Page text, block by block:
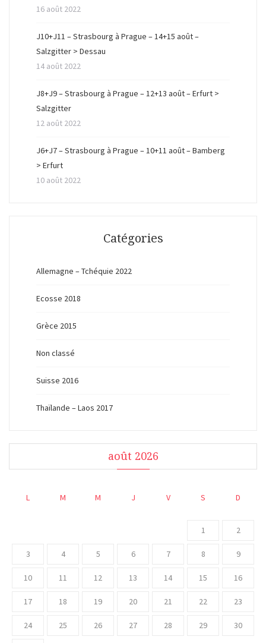
16 août 2022
J10+J11 – Strasbourg à Prague – 14+15 août –
Salzgitter > Dessau
14 août 2022
J8+J9 – Strasbourg à Prague – 12+13 août – Erfurt >
Salzgitter
12 août 2022
J6+J7 – Strasbourg à Prague – 10+11 août – Bamberg
> Erfurt
10 août 2022
Catégories
Allemagne – Tchéquie 2022
Ecosse 2018
Grèce 2015
Non classé
Suisse 2016
Thaïlande – Laos 2017
août 2026
L M M J V S D
1 2
3 4 5 6 7 8 9
10 11 12 13 14 15 16
17 18 19 20 21 22 23
24 25 26 27 28 29 30